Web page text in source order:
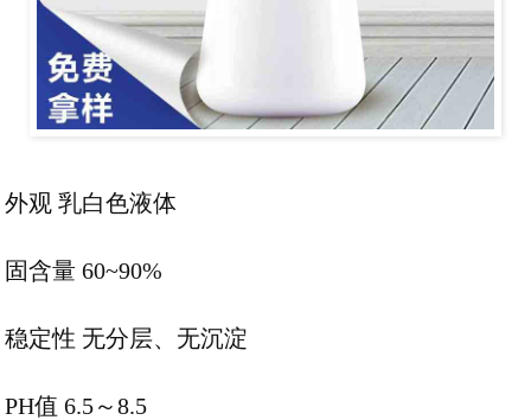
外观 乳白色液体
固含量 60~90%
稳定性 无分层、无沉淀
PH值 6.5～8.5